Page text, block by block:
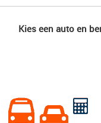
Kies een auto en